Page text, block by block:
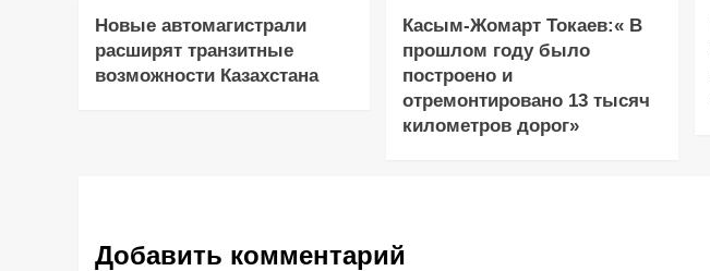
Новые автомагистрали
расширят транзитные
возможности Казахстана
Касым-Жомарт Токаев:« В
прошлом году было
построено и
отремонтировано 13 тысяч
километров дорог»
Добавить комментарий